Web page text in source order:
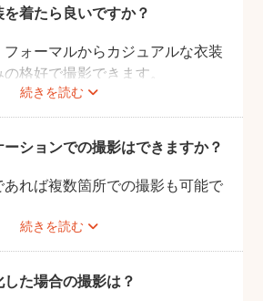
を着たら良いですか？
続きを読む
フォーマルからカジュアルな衣装
格好で撮影できます。
当日と異なる雰囲気を残せる、カ
服装も人気が高いです。
ィングドレス・タキシードだけ
はミニドレス、男性はハットを
、カラフルな蝶ネクタイをした
ト以外のスタイルも流行ってい
ションでの撮影はできますか？
続きを読む
あれば複数箇所での撮影も可能で
たい場所や撮影のイメージをフォ
ーさんと相談しておくと撮影もス
ことができますよ。
た場合の撮影は？